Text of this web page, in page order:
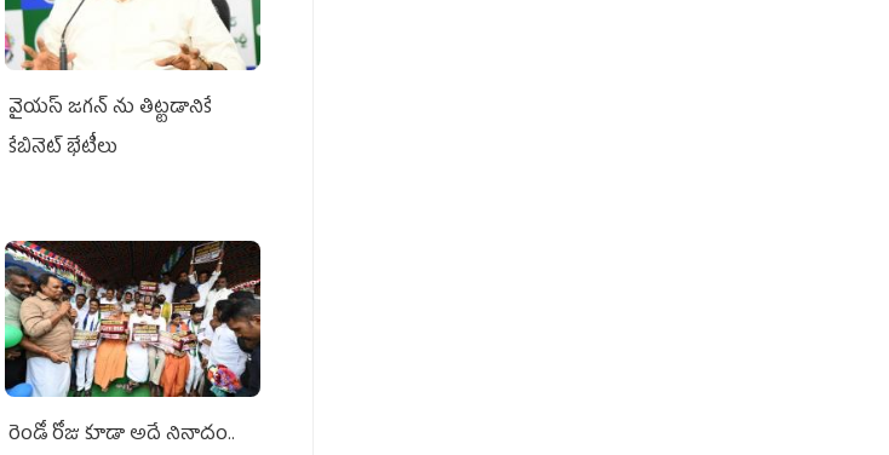
వైయ‌స్ జగన్‌ ను తిట్టడానికే
కేబినెట్‌ భేటీలు
రెండో రోజు కూడా అదే నినాదం..